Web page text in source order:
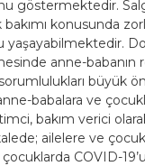
göstermektedir.
konusunda
anne-babanın
büyük
babalara ve
bakım verici
ailelere ve
COVID-